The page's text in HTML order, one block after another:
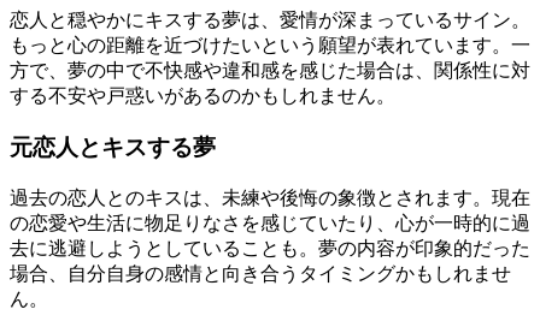
恋人と穏やかにキスする夢は、愛情が深まっているサイン。
もっと心の距離を近づけたいという願望が表れています。一
方で、夢の中で不快感や違和感を感じた場合は、関係性に対
する不安や戸惑いがあるのかもしれません。
元恋人とキスする夢
過去の恋人とのキスは、未練や後悔の象徴とされます。現在
の恋愛や生活に物足りなさを感じていたり、心が一時的に過
去に逃避しようとしていることも。夢の内容が印象的だった
場合、自分自身の感情と向き合うタイミングかもしれませ
ん。